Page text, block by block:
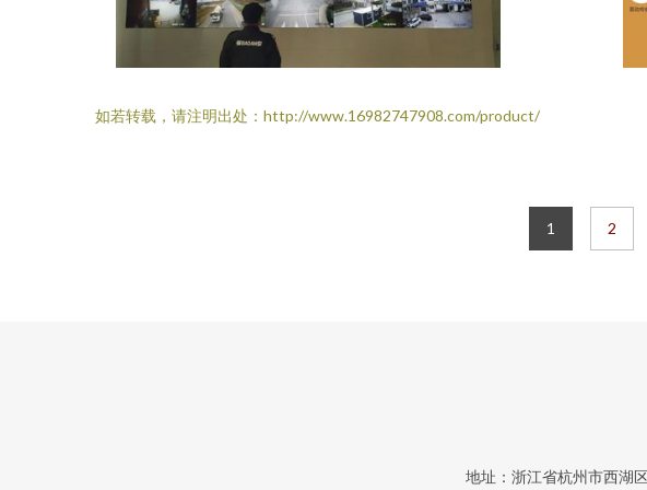
如若转载，请注明出处：http://www.16982747908.com/product/
1 2
地址：浙江省杭州市西湖